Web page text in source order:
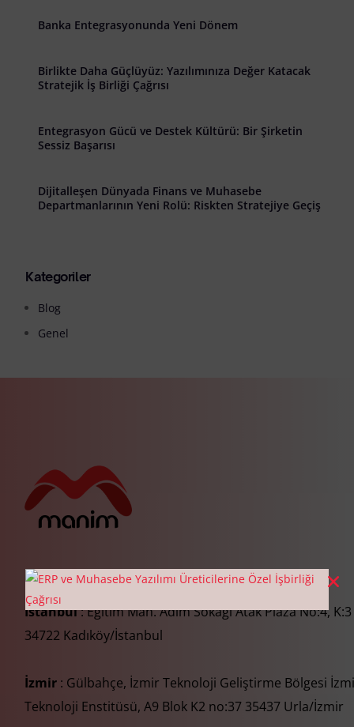
Banka Entegrasyonunda Yeni Dönem
Birlikte Daha Güçlüyüz: Yazılımınıza Değer Katacak
Stratejik İş Birliği Çağrısı
Entegrasyon Gücü ve Destek Kültürü: Bir Şirketin
Sessiz Başarısı
Dijitalleşen Dünyada Finans ve Muhasebe
Departmanlarının Yeni Rolü: Riskten Stratejiye Geçiş
Kategoriler
Blog
Genel
İstanbul: Eğitim Mah. Adım Sokağı Atak Plaza No:4,
34722 Kadıköy/İstanbul
İzmir : Gülbahçe, İzmir Teknoloji Geliştirme Bölgesi
Teknoloji Enstitüsü, A9 Blok K2 no:37 35437 Urla/İzmir